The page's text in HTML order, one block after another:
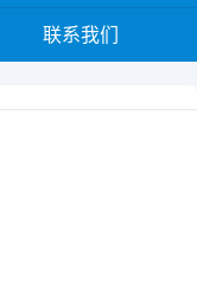
联系我们